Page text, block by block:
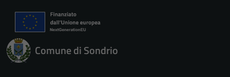
Comune di Sondrio